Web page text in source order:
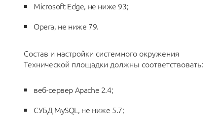
Microsoft Edge, не ниже 93;
Opera, не ниже 79.
Состав и настройки системного окружения
Технической площадки должны соответствовать:
веб-сервер Apache 2.4;
СУБД MySQL, не ниже 5.7;